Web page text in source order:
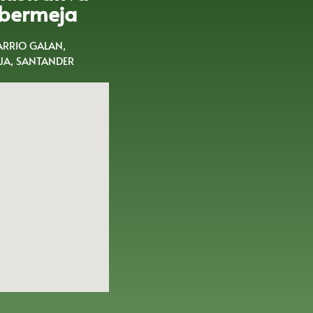
GALAN,
SANTANDER